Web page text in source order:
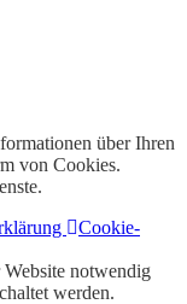
über Ihren
von Cookies.
Cookie-
notwendig
werden.